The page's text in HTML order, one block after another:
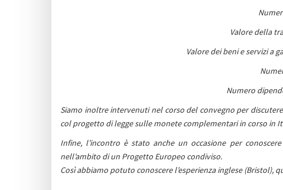
Valore della
Valore dei beni e servizi a
Numero
Siamo inoltre intervenuti nel corso del convegno per
col progetto di legge sulle monete complementari in corso in
Infine, l’incontro è stato anche un occasione per
nell’ambito di un Progetto Europeo condiviso.
Così abbiamo potuto conoscere l’esperienza inglese (Bristol),